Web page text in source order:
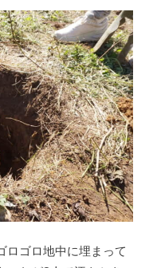
ロゴロ地中に埋まって